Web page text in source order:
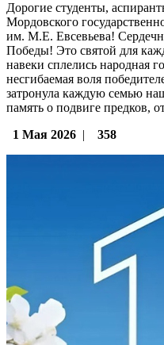
Дорогие студенты,
Мордовского
им. М.Е. Евсевьева!
Победы! Это святой для
навеки сплелись народная
несгибаемая воля
затронула каждую семью
память о подвиге предков,
1 Мая 2026 | 358